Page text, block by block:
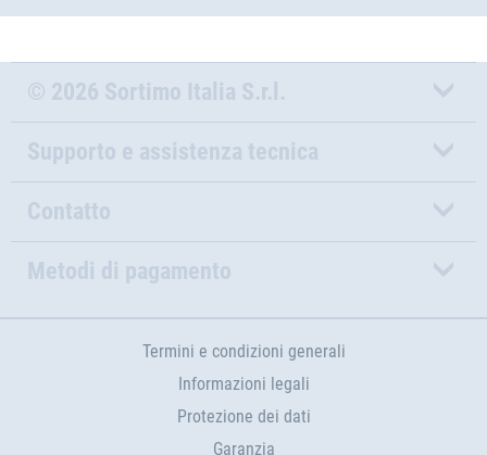
© 2026 Sortimo Italia S.r.l.
Supporto e assistenza tecnica
Contatto
Metodi di pagamento
Termini e condizioni generali
Informazioni legali
Protezione dei dati
Garanzia